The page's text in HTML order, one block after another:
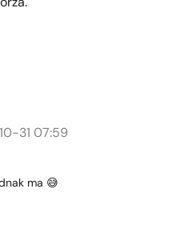
31 07:59
ma 😅